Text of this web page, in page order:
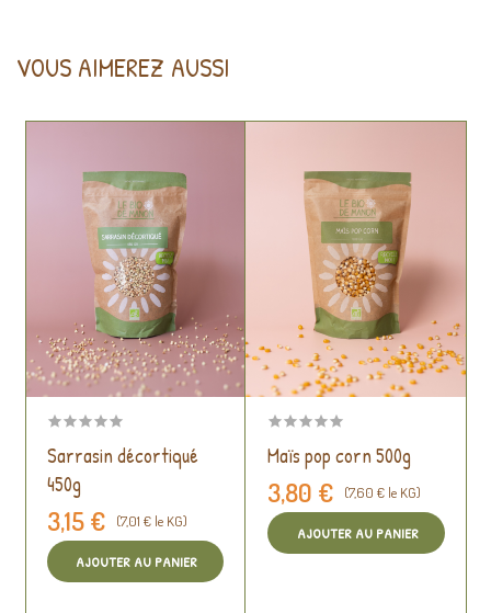
VOUS AIMEREZ AUSSI
Sarrasin décortiqué
450g
3,15 € (7,01 € le KG)
AJOUTER AU PANIER
Maïs pop corn 500g
3,80 € (7,60 € le KG)
AJOUTER AU PANIER